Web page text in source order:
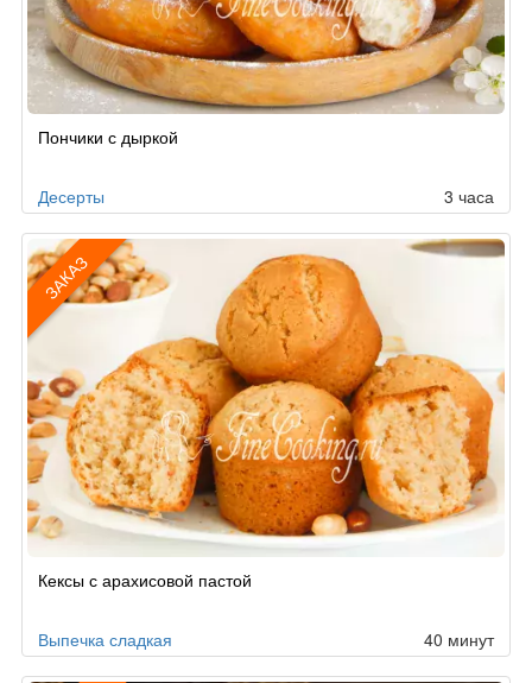
поПончики с дыркой
Десерты 3 часа
ЗАКАЗ
поКексы с арахисовой пастой
Выпечка сладкая 40 минут